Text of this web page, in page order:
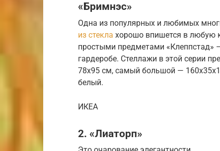
«Бримнэс»
Одна из популярных и любимых
из стекла хорошо впишется в любую
простыми предметами «Клеппстад»
гардеробе. Стеллажи в этой серии
78х95 см, самый большой —
белый.
ИКЕА
2. «Лиаторп»